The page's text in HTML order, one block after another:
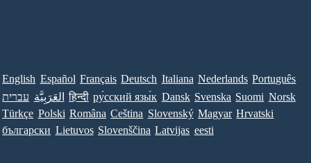
English Español Français Deutsch Italiana Nederlands Português
עברית العَرَبِيَّة हिन्दी ру́сский язы́к Dansk Svenska Suomi Norsk
Türkçe Polski Româna Ceština Slovenský Magyar Hrvatski
български Lietuvos Slovenščina Latvijas eesti